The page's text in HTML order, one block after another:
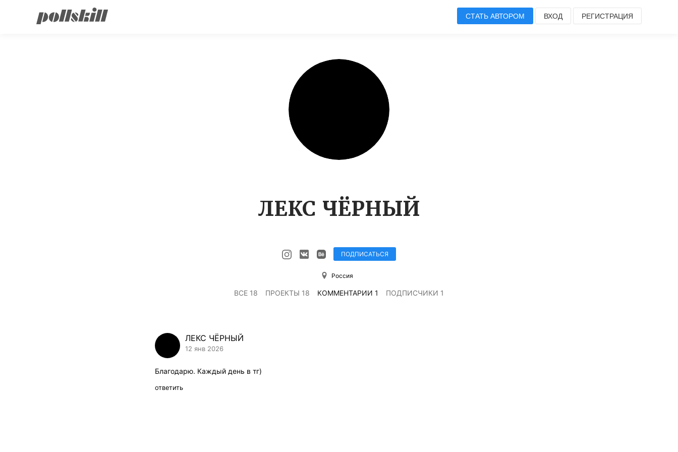
СТАТЬ АВТОРОМ ВХОД РЕГИСТРАЦИЯ
ЛЕКС ЧЁРНЫЙ
ПОДПИСАТЬСЯ
Россия
ВСЕ 18 ПРОЕКТЫ 18 КОММЕНТАРИИ 1 ПОДПИСЧИКИ 1
ЛЕКС ЧЁРНЫЙ
12 янв 2026
Благодарю. Каждый день в тг)
ответить